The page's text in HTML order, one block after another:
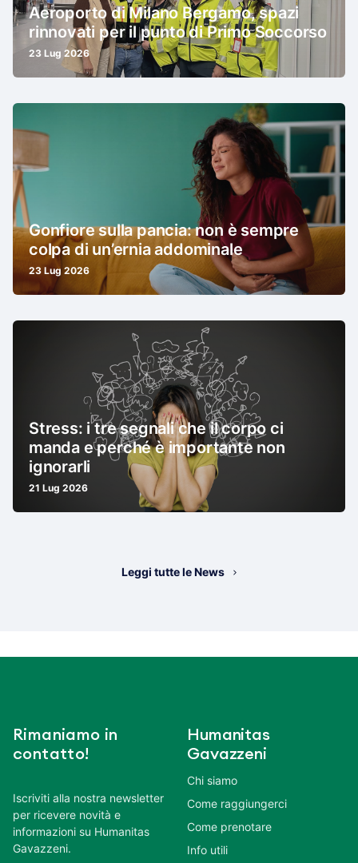
Aeroporto di Milano Bergamo, spazi
rinnovati per il punto di Primo Soccorso
23 Lug 2026
Gonfiore sulla pancia: non è sempre
colpa di un’ernia addominale
23 Lug 2026
Stress: i tre segnali che il corpo ci
manda e perché è importante non
ignorarli
21 Lug 2026
Leggi tutte le News
Rimaniamo in
contatto!
Iscriviti alla nostra newsletter
per ricevere novità e
informazioni su Humanitas
Gavazzeni.
Humanitas
Gavazzeni
Chi siamo
Come raggiungerci
Come prenotare
Info utili